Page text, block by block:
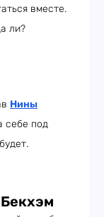
вместе.
ли?
Нины
себе под